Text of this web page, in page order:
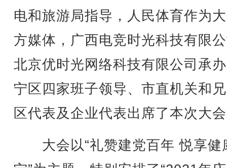
电和旅游局指导，人民体育作为
方媒体，广西电竞时光科技有限
北京优时光网络科技有限公司承
宁区四家班子领导、市直机关和
区代表及企业代表出席了本次大
大会以“礼赞建党百年 悦享健